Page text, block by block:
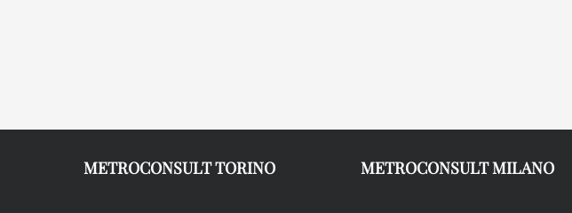
METROCONSULT TORINO METROCONSULT MILANO